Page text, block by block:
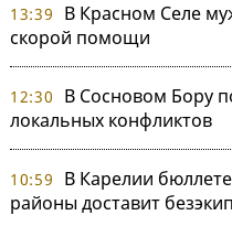
13:39
В Красном Селе
скорой помощи
12:30
В Сосновом Бору
локальных конфликтов
10:59
В Карелии
районы доставит